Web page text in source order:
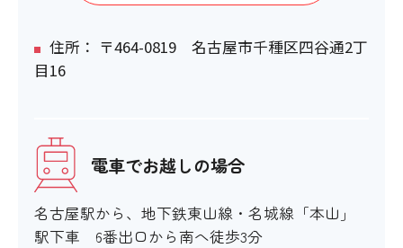
エスカレーター
×
×
スロープがない場合の代替措置
住所： 〒464-0819 名古屋市千種区四谷通2丁
目16
電車でお越しの場合
名古屋駅から、地下鉄東山線・名城線「本山」
駅下車 6番出口から南へ徒歩3分